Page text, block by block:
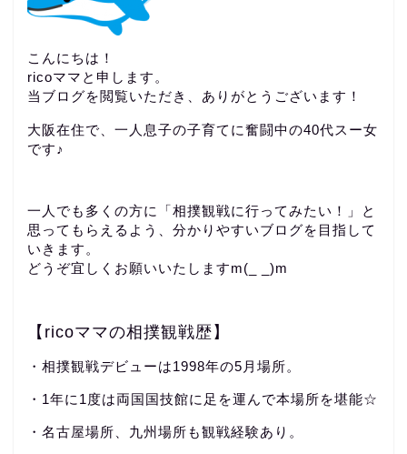
こんにちは！
ricoママと申します。
当ブログを閲覧いただき、ありがとうございます！
大阪在住で、一人息子の子育てに奮闘中の40代スー女
です♪
一人でも多くの方に「相撲観戦に行ってみたい！」と
思ってもらえるよう、分かりやすいブログを目指して
いきます。
どうぞ宜しくお願いいたしますm(_ _)m
【ricoママの相撲観戦歴】
・相撲観戦デビューは1998年の5月場所。
・1年に1度は両国国技館に足を運んで本場所を堪能☆
・名古屋場所、九州場所も観戦経験あり。